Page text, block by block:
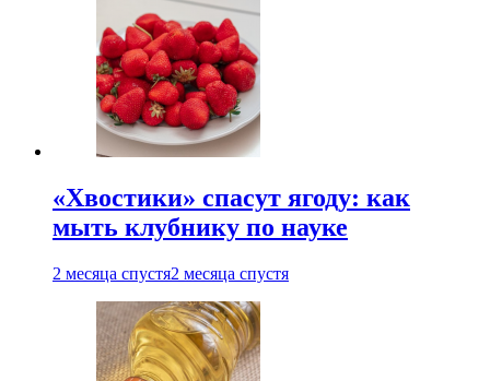
«Хвостики» спасут ягоду: как
мыть клубнику по науке
2 месяца спустя2 месяца спустя